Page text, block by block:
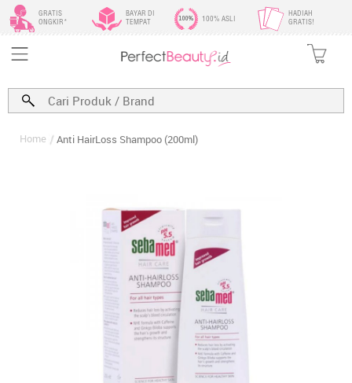
GRATIS
ONGKIR*
BAYAR DI
TEMPAT
100% ASLI
HADIAH
GRATIS!
Home Anti HairLoss Shampoo (200ml)